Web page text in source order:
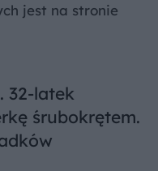
jest na stronie
32-latek
śrubokrętem.